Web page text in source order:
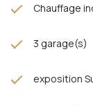
Chauffage
3 garage(s)
exposition